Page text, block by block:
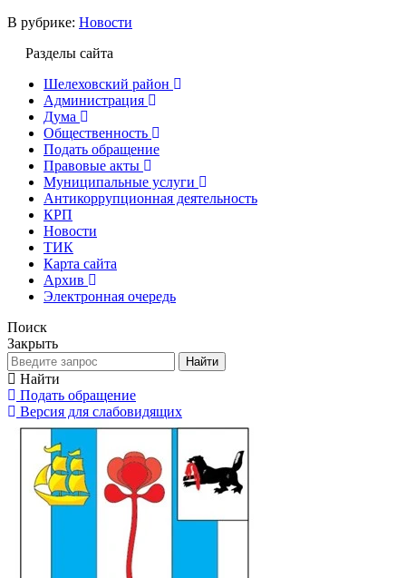
В рубрике: Новости
Разделы сайта
Шелеховский район
Администрация
Дума
Общественность
Подать обращение
Правовые акты
Муниципальные услуги
Антикоррупционная деятельность
КРП
Новости
ТИК
Карта сайта
Архив
Электронная очередь
Поиск
Закрыть
Найти
Найти
Подать обращение
Версия для слабовидящих